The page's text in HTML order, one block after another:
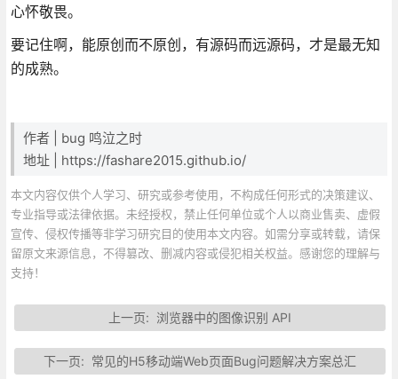
心怀敬畏。
要记住啊，能原创而不原创，有源码而远源码，才是最无知
的成熟。
作者 | bug 鸣泣之时
地址 | https://fashare2015.github.io/
本文内容仅供个人学习、研究或参考使用，不构成任何形式的决策建议、
专业指导或法律依据。未经授权，禁止任何单位或个人以商业售卖、虚假
宣传、侵权传播等非学习研究目的使用本文内容。如需分享或转载，请保
留原文来源信息，不得篡改、删减内容或侵犯相关权益。感谢您的理解与
支持！
上一页: 浏览器中的图像识别 API
下一页: 常见的H5移动端Web页面Bug问题解决方案总汇